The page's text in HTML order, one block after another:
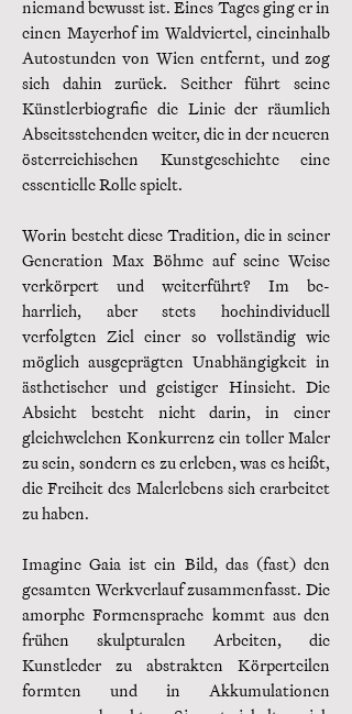
niemand bewusst ist. Eines Tages ging er in
einen Mayerhof im Waldviertel, eineinhalb
Autostunden von Wien entfernt, und zog
sich dahin zurück. Seither führt seine
Künstlerbiografie die Linie der räumlich
Abseitsstehenden weiter, die in der neueren
österreichischen Kunstgeschichte eine
essentielle Rolle spielt.
Worin besteht diese Tradition, die in seiner
Generation Max Böhme auf seine Weise
verkörpert und weiterführt? Im be-
harrlich, aber stets hochindividuell
verfolgten Ziel einer so vollständig wie
möglich ausgeprägten Unabhängigkeit in
ästhetischer und geistiger Hinsicht. Die
Absicht besteht nicht darin, in einer
gleichwelchen Konkurrenz ein toller Maler
zu sein, sondern es zu erleben, was es heißt,
die Freiheit des Malerlebens sich erarbeitet
zu haben.
Imagine Gaia ist ein Bild, das (fast) den
gesamten Werkverlauf zusammenfasst. Die
amorphe Formensprache kommt aus den
frühen skulpturalen Arbeiten, die
Kunstleder zu abstrakten Körperteilen
formten und in Akkumulationen